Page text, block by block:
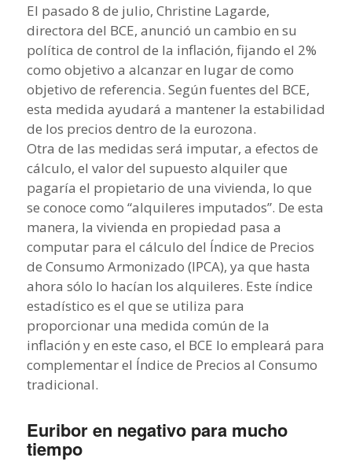
El pasado 8 de julio, Christine Lagarde,
directora del BCE, anunció un cambio en su
política de control de la inflación, fijando el 2%
como objetivo a alcanzar en lugar de como
objetivo de referencia. Según fuentes del BCE,
esta medida ayudará a mantener la estabilidad
de los precios dentro de la eurozona.
Otra de las medidas será imputar, a efectos de
cálculo, el valor del supuesto alquiler que
pagaría el propietario de una vivienda, lo que
se conoce como “alquileres imputados”. De esta
manera, la vivienda en propiedad pasa a
computar para el cálculo del Índice de Precios
de Consumo Armonizado (IPCA), ya que hasta
ahora sólo lo hacían los alquileres. Este índice
estadístico es el que se utiliza para
proporcionar una medida común de la
inflación y en este caso, el BCE lo empleará para
complementar el Índice de Precios al Consumo
tradicional.
Euribor en negativo para mucho
tiempo